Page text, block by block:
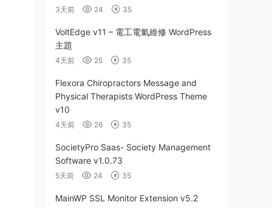
3天前 24 35
VoltEdge v11 – 電工電氣維修 WordPress
主題
4天前 25 35
Flexora Chiropractors Message and
Physical Therapists WordPress Theme
v10
4天前 26 35
SocietyPro Saas- Society Management
Software v1.0.73
5天前 24 35
MainWP SSL Monitor Extension v5.2